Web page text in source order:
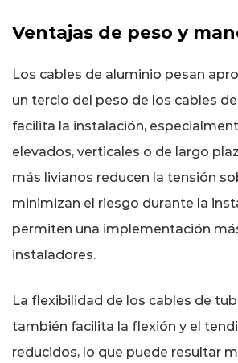
Ventajas de peso y
Los cables de aluminio pesan
un tercio del peso de los cables
facilita la instalación,
elevados, verticales o de largo
más livianos reducen la tensión
minimizan el riesgo durante la
permiten una implementación
instaladores.
La flexibilidad de los cables de
también facilita la flexión y el
reducidos, lo que puede resultar